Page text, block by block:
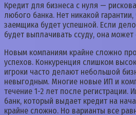
Кредит для бизнеса с нуля —
любого банка. Нет никакой
заемщика будет успешной. Если
будет выплачивать ссуду, она может
Новым компаниям крайне сложно
успехов. Конкуренция слишком
игроки часто делают небольшой
невыгодным. Многие новые ИП и
течение 1-2 лет после регистрации.
банк, который выдает кредит на
крайне сложно. Но варианты все